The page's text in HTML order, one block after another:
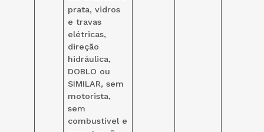
prata, vidros
e travas
elétricas,
direção
hidráulica,
DOBLO ou
SIMILAR, sem
motorista,
sem
combustível e